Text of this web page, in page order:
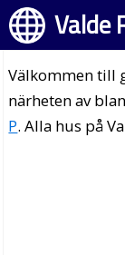
Valde
Välkommen till
närheten av
P. Alla hus på